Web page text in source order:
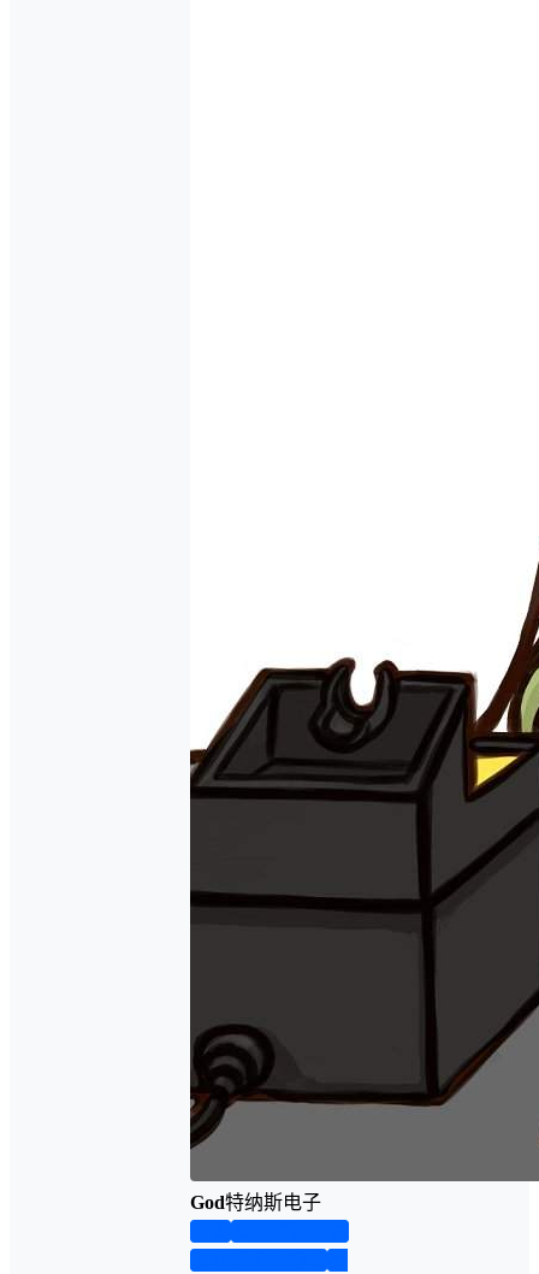
God特纳斯电子